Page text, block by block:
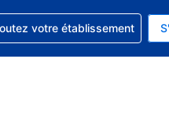
Votre devise actuelle est
langue. Votre langue
de l'aide concernant
votre établissement